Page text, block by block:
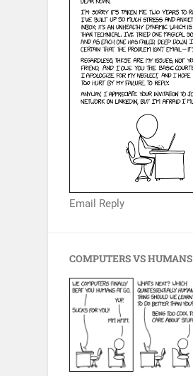
Email Reply
COMPUTERS VS HUMANS